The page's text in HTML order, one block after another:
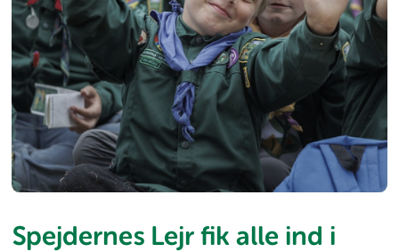
Spejdernes Lejr fik alle ind i